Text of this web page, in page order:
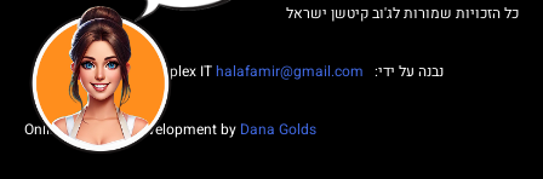
כל הזכויות שמורות לג'וב קיטשן ישראל
נבנה על ידי: Web complex IT halafamir@gmail.com
Online Business Development by Dana Golds